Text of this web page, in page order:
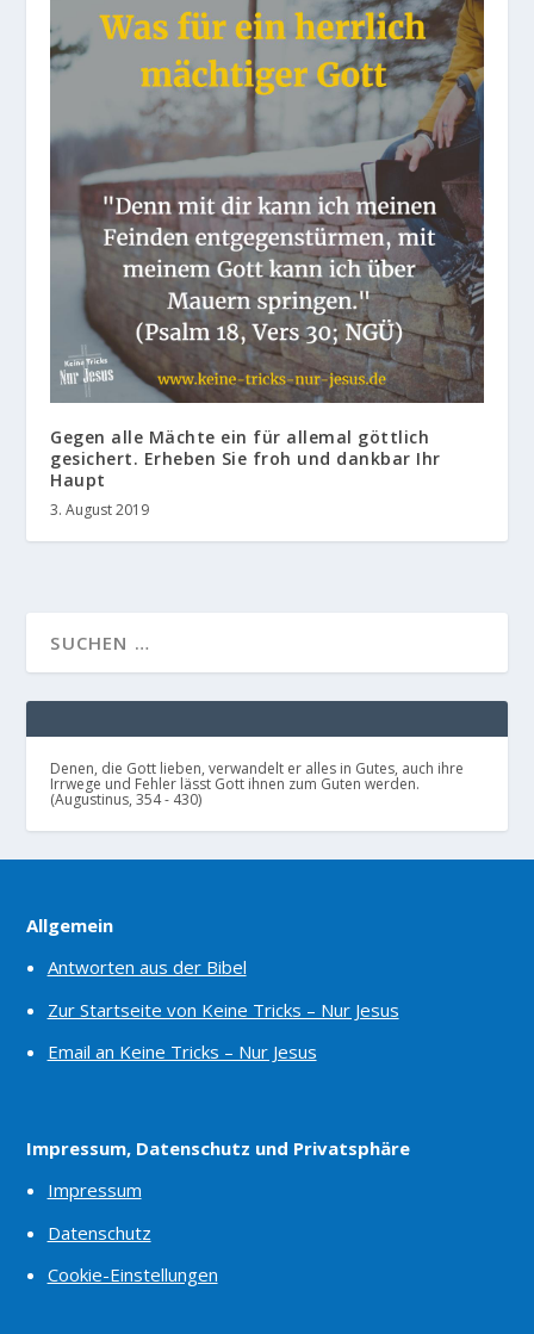
Gegen alle Mächte ein für allemal göttlich
gesichert. Erheben Sie froh und dankbar Ihr
Haupt
3. August 2019
Denen, die Gott lieben, verwandelt er alles in Gutes, auch ihre
Irrwege und Fehler lässt Gott ihnen zum Guten werden.
(Augustinus, 354 - 430)
Allgemein
Antworten aus der Bibel
Zur Startseite von Keine Tricks – Nur Jesus
Email an Keine Tricks – Nur Jesus
Impressum, Datenschutz und Privatsphäre
Impressum
Datenschutz
Cookie-Einstellungen